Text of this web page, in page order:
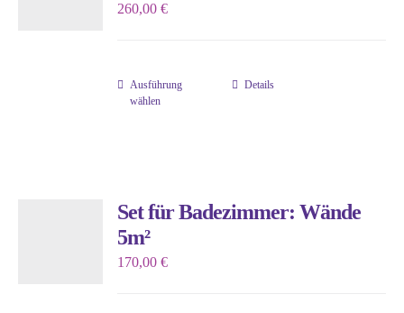
260,00€
Ausführung
wählen
Dieses
auf.
Details
Set für Badezimmer: Wände
5m²
170,00€